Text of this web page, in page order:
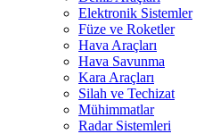
Elektronik Sistemler
Füze ve Roketler
Hava Araçları
Hava Savunma
Kara Araçları
Silah ve Techizat
Mühimmatlar
Radar Sistemleri